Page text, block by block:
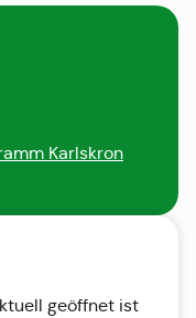
Karlskron
geöffnet ist